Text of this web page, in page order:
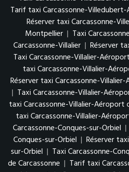
Tarif taxi Carcassonne-
Réserver taxi Carcassonne-
Montpellier | Taxi
Carcassonne-Villalier | Réserver
Taxi Carcassonne-Villalier-
taxi Carcassonne-Villalier-
Réserver taxi Carcassonne-
| Taxi Carcassonne-Villalier-
taxi Carcassonne-Villalier-Aéroport
taxi Carcassonne-Villalier-
Carcassonne-Conques-sur-Orbiel |
Conques-sur-Orbiel | Réserver
sur-Orbiel | Taxi Carcassonne-
de Carcassonne | Tarif taxi